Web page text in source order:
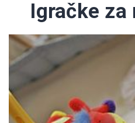
Igračke za